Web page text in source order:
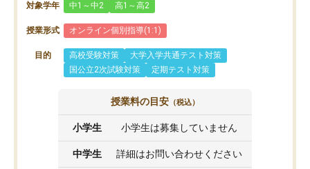
対象学年 中1～中2 高1～高2
授業形式 オンライン個別指導(1:1)
目的 高校受験対策
大学入学共通テスト対策
国公立2次試験対策
定期テスト対策
授業料の目安 （税込）
小学生 小学生は募集していません
中学生 詳細はお問い合わせください